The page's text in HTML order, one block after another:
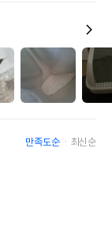
만족도순 최신순